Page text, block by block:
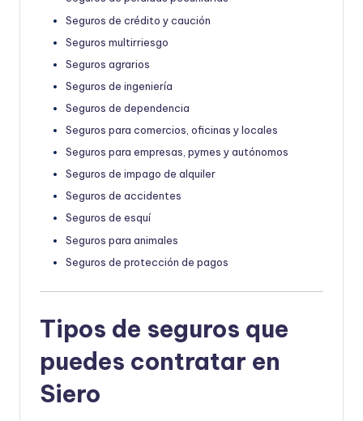
Seguros de crédito y caución
Seguros multirriesgo
Seguros agrarios
Seguros de ingeniería
Seguros de dependencia
Seguros para comercios, oficinas y locales
Seguros para empresas, pymes y autónomos
Seguros de impago de alquiler
Seguros de accidentes
Seguros de esquí
Seguros para animales
Seguros de protección de pagos
Tipos de seguros que
puedes contratar en
Siero